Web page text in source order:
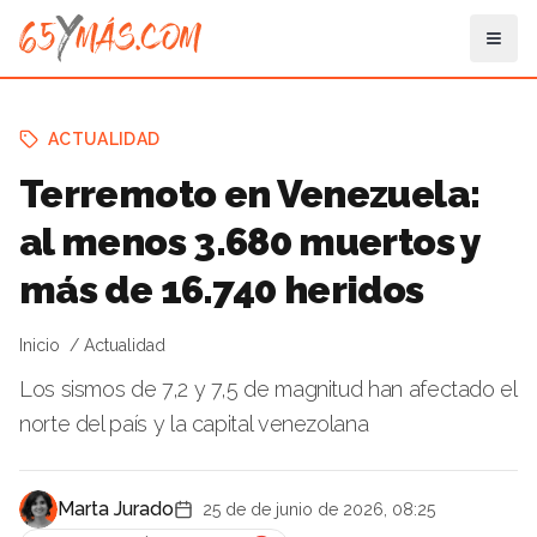
ACTUALIDAD
Terremoto en Venezuela:
al menos 3.680 muertos y
más de 16.740 heridos
Inicio Actualidad
Los sismos de 7,2 y 7,5 de magnitud han afectado el
norte del país y la capital venezolana
Marta Jurado 25 de de junio de 2026, 08:25